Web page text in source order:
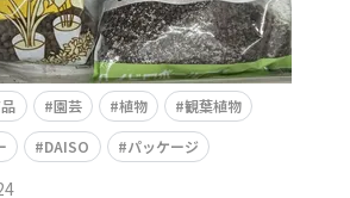
園芸 植物
観葉植物
DAISO パッケージ